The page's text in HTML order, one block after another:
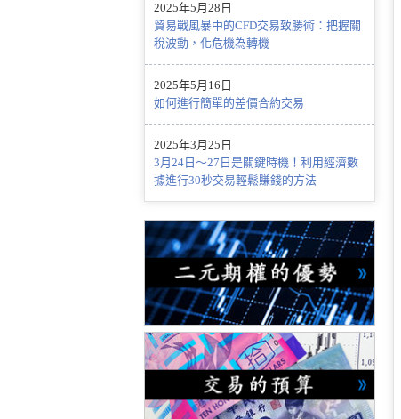
2025年5月28日
貿易戰風暴中的CFD交易致勝術：把握關
稅波動，化危機為轉機
2025年5月16日
如何進行簡單的差價合約交易
2025年3月25日
3月24日～27日是關鍵時機！利用經濟數
據進行30秒交易輕鬆賺錢的方法